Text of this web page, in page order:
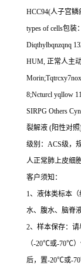
HCC94(人子宫鳞
types of cells包装：
Diqthylbqnzqnq
HUM, 正常人主
8;Ncturcl yqllow
SIRPG Others
裂解液 (阳性对照
级别： ACS级，
人正常肺上皮细
客户须知：
1、液体类标本
水、腹水、脑脊
2、样本保存：请
（-20℃或-70℃
后，置-20℃或-70